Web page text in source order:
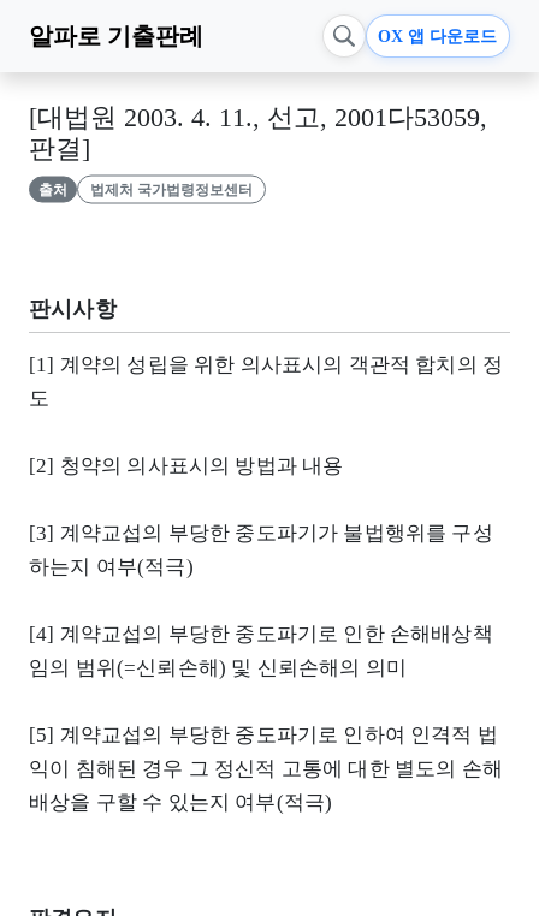
알파로 기출판례 OX 앱 다운로드
[대법원 2003. 4. 11., 선고, 2001다53059,
판결]
출처 법제처 국가법령정보센터
판시사항
[1] 계약의 성립을 위한 의사표시의 객관적 합치의 정
도
[2] 청약의 의사표시의 방법과 내용
[3] 계약교섭의 부당한 중도파기가 불법행위를 구성
하는지 여부(적극)
[4] 계약교섭의 부당한 중도파기로 인한 손해배상책
임의 범위(=신뢰손해) 및 신뢰손해의 의미
[5] 계약교섭의 부당한 중도파기로 인하여 인격적 법
익이 침해된 경우 그 정신적 고통에 대한 별도의 손해
배상을 구할 수 있는지 여부(적극)